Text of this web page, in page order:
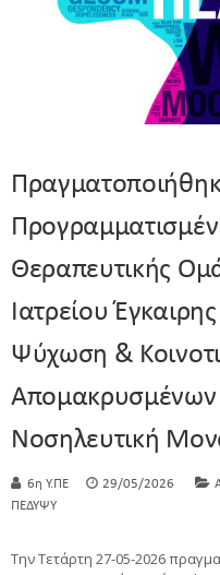
Θεραπευτικής
Ιατρείου
Ψύχωση &
Απομακρυσμένων
Νοσηλευτική
6η Υ.ΠΕ 29/05/2026
ΠΕΔΥΨΥ
Την Τετάρτη 27-05-2026